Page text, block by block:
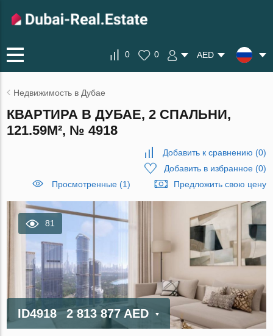
0 0 AED
Недвижимость в Дубае
КВАРТИРА В ДУБАЕ, 2 СПАЛЬНИ,
121.59М², № 4918
Добавить к сравнению (0)
Добавить в избранное(0)
Просмотренные (1)
Предложить свою цену
81
ID4918 2 813 877 AED